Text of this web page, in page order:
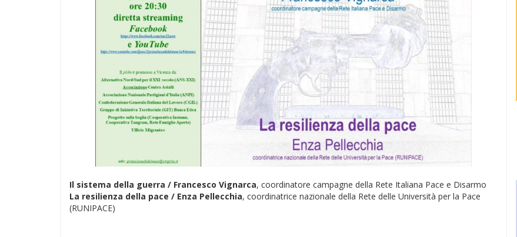
Il sistema della guerra / Francesco Vignarca, coordinatore campagne della Rete Italiana Pace e Disarmo
La resilienza della pace / Enza Pellecchia, coordinatrice nazionale della Rete delle Università per la Pace
(RUNIPACE)